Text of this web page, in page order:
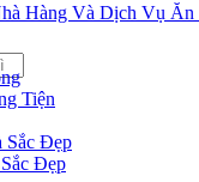
Hàng Và Dịch Vụ Ăn
Tiện
Sắc Đẹp
Đẹp